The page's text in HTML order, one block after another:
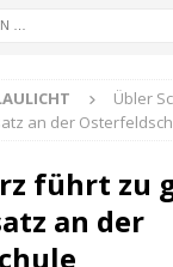
Übler
an der
führt zu
an der